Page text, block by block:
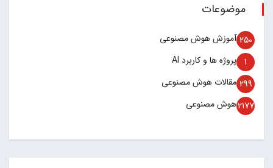
موضوعات
آموزش هوش مصنوعی 250
پروژه ها و کاربرد AI 1
مقالات هوش مصنوعی 299
هوش مصنوعی2177